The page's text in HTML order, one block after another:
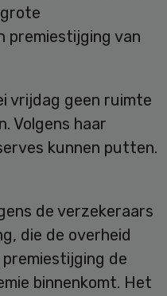
premiestijging van
vrijdag geen ruimte
Volgens haar
kunnen putten.
de verzekeraars
die de overheid
de
binnenkomt. Het